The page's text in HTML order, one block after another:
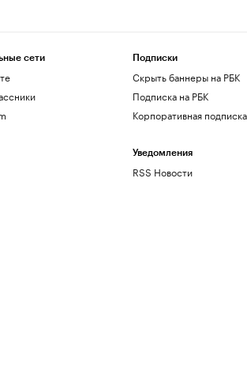
сети Подписки
Скрыть баннеры на РБК
Подписка на РБК
Корпоративная подписка
Уведомления
RSS Новости